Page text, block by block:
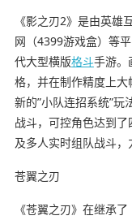
《影之刃2》是由英雄
网（4399游戏盒）等
代大型横版格斗手游。
格，并在制作精度上
新的”小队连招系统”玩
战斗，可控角色达到
及多人实时组队战斗，
苍翼之刃
《苍翼之刃》在继承